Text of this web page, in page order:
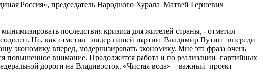
Россия», председатель Народного Хурала Матвей Гершевич
последствия кризиса для жителей страны, - отметил
Но, как отметил лидер нашей партии Владимир Путин, впереди
экономику вперед, модернизировать экономику. Мне эта фраза очень
повышенное внимание. Продолжится работа и по реализации партийных
дороги на Владивосток. «Чистая вода» – важный проект